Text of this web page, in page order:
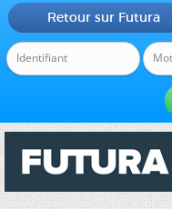
Retour sur Futura